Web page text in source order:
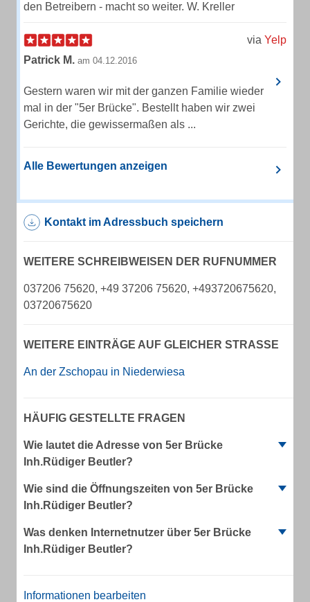
den Betreibern - macht so weiter. W. Kreller
via Yelp
Patrick M. am 04.12.2016
Gestern waren wir mit der ganzen Familie wieder
mal in der "5er Brücke". Bestellt haben wir zwei
Gerichte, die gewissermaßen als ...
Alle Bewertungen anzeigen
Kontakt im Adressbuch speichern
WEITERE SCHREIBWEISEN DER RUFNUMMER
037206 75620, +49 37206 75620, +493720675620,
03720675620
WEITERE EINTRÄGE AUF GLEICHER STRASSE
An der Zschopau in Niederwiesa
HÄUFIG GESTELLTE FRAGEN
Wie lautet die Adresse von 5er Brücke
Inh.Rüdiger Beutler?
Wie sind die Öffnungszeiten von 5er Brücke
Inh.Rüdiger Beutler?
Was denken Internetnutzer über 5er Brücke
Inh.Rüdiger Beutler?
Informationen bearbeiten